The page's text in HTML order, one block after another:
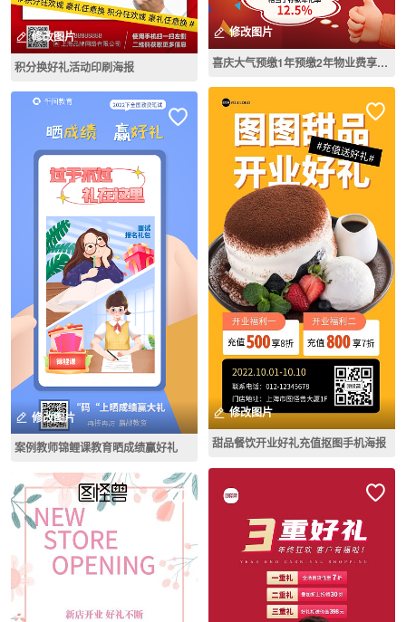
修改图片
积分换好礼活动印刷海报
修改图片
案例教师锦鲤课教育晒成绩赢好礼
修改图片
喜庆大气预缴1年预缴2年物业费享好礼宣传海报
修改图片
甜品餐饮开业好礼充值抠图手机海报